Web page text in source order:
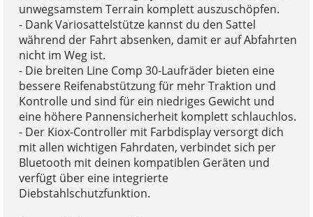
unwegsamstem Terrain komplett auszuschöpfen.
- Dank Variosattelstütze kannst du den Sattel
während der Fahrt absenken, damit er auf Abfahrten
nicht im Weg ist.
- Die breiten Line Comp 30-Laufräder bieten eine
bessere Reifenabstützung für mehr Traktion und
Kontrolle und sind für ein niedriges Gewicht und
eine höhere Pannensicherheit komplett schlauchlos.
- Der Kiox-Controller mit Farbdisplay versorgt dich
mit allen wichtigen Fahrdaten, verbindet sich per
Bluetooth mit deinen kompatiblen Geräten und
verfügt über eine integrierte
Diebstahlschutzfunktion.